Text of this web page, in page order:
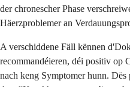
der chronescher Phase
Häerzproblemer an
A verschiddene Fäll kënnen
recommandéieren, déi positiv op
nach keng Symptomer hunn.